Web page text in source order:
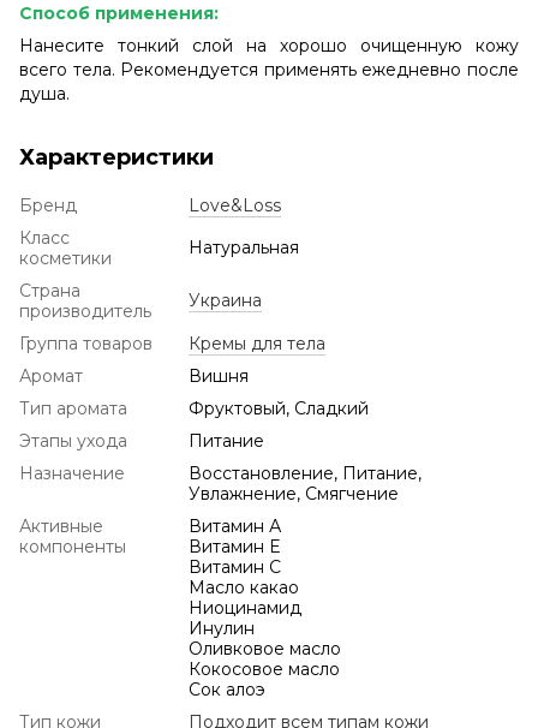
Способ применения:
Нанесите тонкий слой на хорошо очищенную кожу
всего тела. Рекомендуется применять ежедневно после
душа.
Характеристики
Бренд
Love&Loss
Класс
косметики
Натуральная
Страна
производитель
Украина
Группа товаров
Кремы для тела
Аромат
Вишня
Тип аромата
Фруктовый, Сладкий
Этапы ухода
Питание
Назначение
Восстановление, Питание,
Увлажнение, Смягчение
Активные
компоненты
Витамин А
Витамин Е
Витамин С
Масло какао
Ниоцинамид
Инулин
Оливковое масло
Кокосовое масло
Сок алоэ
Тип кожи
Подходит всем типам кожи